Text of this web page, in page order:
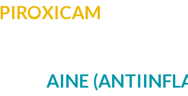
PIROXICAM
AINE